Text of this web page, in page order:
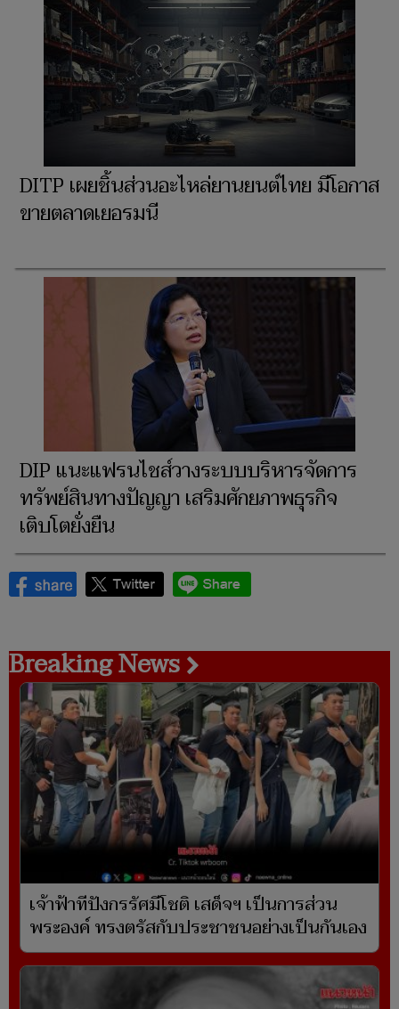
DITP เผยชิ้นส่วนอะไหล่ยานยนต์ไทย มีโอกาส
ขายตลาดเยอรมนี
DIP แนะแฟรนไชส์วางระบบบริหารจัดการ
ทรัพย์สินทางปัญญา เสริมศักยภาพธุรกิจ
เติบโตยั่งยืน
Breaking News
เจ้าฟ้าทีปังกรรัศมีโชติ เสด็จฯ เป็นการส่วน
พระองค์ ทรงตรัสกับประชาชนอย่างเป็นกันเอง